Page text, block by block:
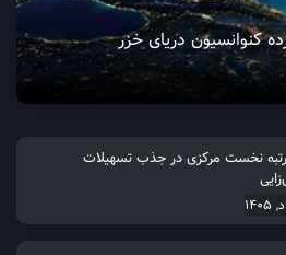
کنوانسیون دریای خزر
نخست مرکزی در جذب تسهیلات